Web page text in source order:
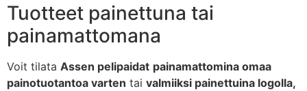
Tuotteet painettuna tai
painamattomana
Voit tilata Assen pelipaidat painamattomina omaa
painotuotantoa varten tai valmiiksi painettuina logolla,